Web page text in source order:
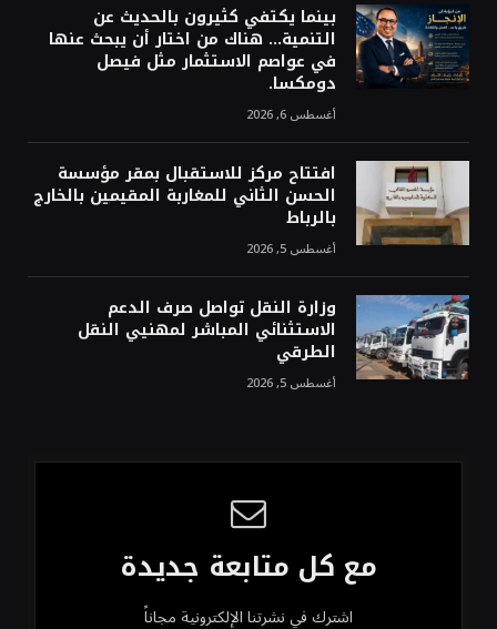
بينما يكتفي كثيرون بالحديث عن
التنمية… هناك من اختار أن يبحث عنها
في عواصم الاستثمار مثل فيصل
دومكسا.
أغسطس 6, 2026
افتتاح مركز للاستقبال بمقر مؤسسة
الحسن الثاني للمغاربة المقيمين بالخارج
بالرباط
أغسطس 5, 2026
وزارة النقل تواصل صرف الدعم
الاستثنائي المباشر لمهنيي النقل
الطرقي
أغسطس 5, 2026
مع كل متابعة جديدة
اشترك في نشرتنا الإلكترونية مجاناً